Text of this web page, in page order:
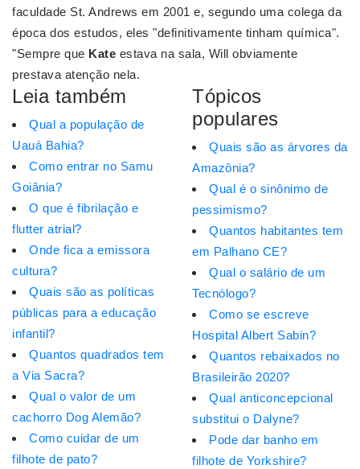
faculdade St. Andrews em 2001 e, segundo uma colega da
época dos estudos, eles "definitivamente tinham química".
"Sempre que Kate estava na sala, Will obviamente
prestava atenção nela.
Leia também
Qual a população de
Uauá Bahia?
Como entrar no Samu
Goiânia?
O que é fibrilação e
flutter atrial?
Onde fica a emissora
cultura?
Quais são as políticas
públicas para a educação
infantil?
Quantos quadrados tem
a Via Sacra?
Qual o valor de um
cachorro Dog Alemão?
Como cuidar de um
filhote de pato?
Tópicos
populares
Quais são as árvores da
Amazônia?
Qual é o sinônimo de
pessimismo?
Quantos habitantes tem
em Palhano CE?
Qual o salário de um
Tecnólogo?
Como se escreve
Hospital Albert Sabin?
Quantos rebaixados no
Brasileirão 2020?
Qual anticoncepcional
substitui o Dalyne?
Pode dar banho em
filhote de Yorkshire?